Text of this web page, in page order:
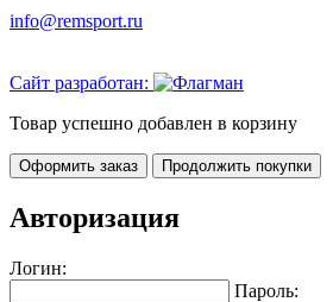
info@remsport.ru
Сайт разработан:
Товар успешно добавлен в корзину
Оформить заказ Продолжить покупки
Авторизация
Логин:
Пароль: